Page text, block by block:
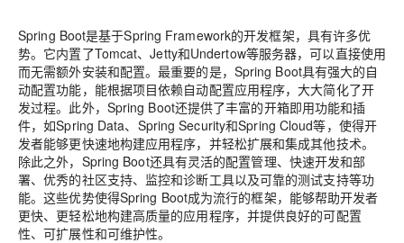
Spring Boot是基于Spring Framework的开发框架，具有许多优
势。它内置了Tomcat、Jetty和Undertow等服务器，可以直接使用
而无需额外安装和配置。最重要的是，Spring Boot具有强大的自
动配置功能，能根据项目依赖自动配置应用程序，大大简化了开
发过程。此外，Spring Boot还提供了丰富的开箱即用功能和插
件，如Spring Data、Spring Security和Spring Cloud等，使得开
发者能够更快速地构建应用程序，并轻松扩展和集成其他技术。
除此之外，Spring Boot还具有灵活的配置管理、快速开发和部
署、优秀的社区支持、监控和诊断工具以及可靠的测试支持等功
能。这些优势使得Spring Boot成为流行的框架，能够帮助开发者
更快、更轻松地构建高质量的应用程序，并提供良好的可配置
性、可扩展性和可维护性。